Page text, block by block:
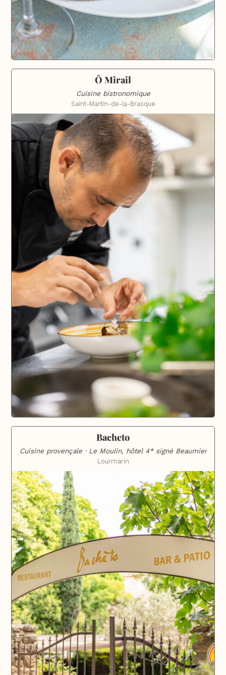
Ô Mirail
Cuisine bistronomique
Saint-Martin-de-la-Brasque
Bacheto
Cuisine provençale · Le Moulin, hôtel 4* signé Beaumier
Lourmarin